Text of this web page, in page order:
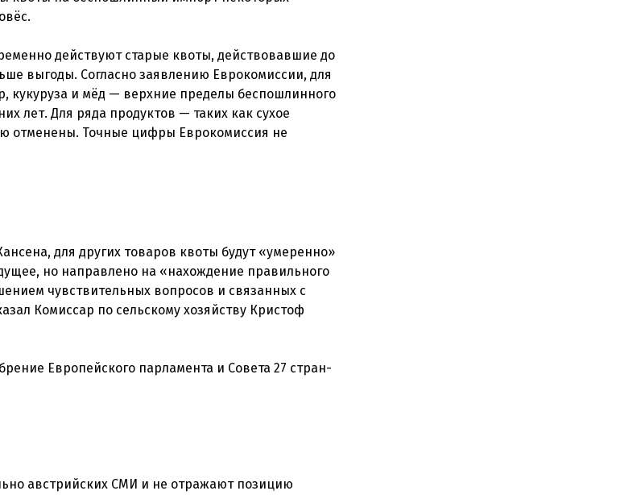
действуют старые квоты, действовавшие до
выгоды. Согласно заявлению Еврокомиссии, для
кукуруза и мёд — верхние пределы беспошлинного
лет. Для ряда продуктов — таких как сухое
отменены. Точные цифры Еврокомиссия не
для других товаров квоты будут «умеренно»
но направлено на «нахождение правильного
чувствительных вопросов и связанных с
Комиссар по сельскому хозяйству Кристоф
Европейского парламента и Совета 27 стран-
австрийских СМИ и не отражают позицию